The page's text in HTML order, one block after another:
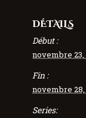
DÉTAILS
Début :
novembre 23,
Fin :
novembre 28,
Series: